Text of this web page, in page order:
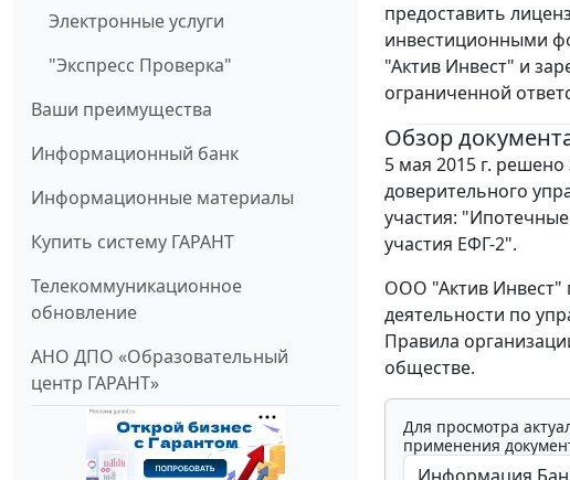
Электронные услуги
"Экспресс Проверка"
Ваши преимущества
Информационный банк
Информационные материалы
Купить систему ГАРАНТ
Телекоммуникационное
обновление
АНО ДПО «Образовательный
центр ГАРАНТ»
предоставить
инвестиционными
"Актив Инвест" и
ограниченной
Обзор
5 мая 2015 г.
доверительного
участия:
участия ЕФГ-2".
ООО "Актив Инвест"
деятельности по
Правила
обществе.
Для просмотра
применения